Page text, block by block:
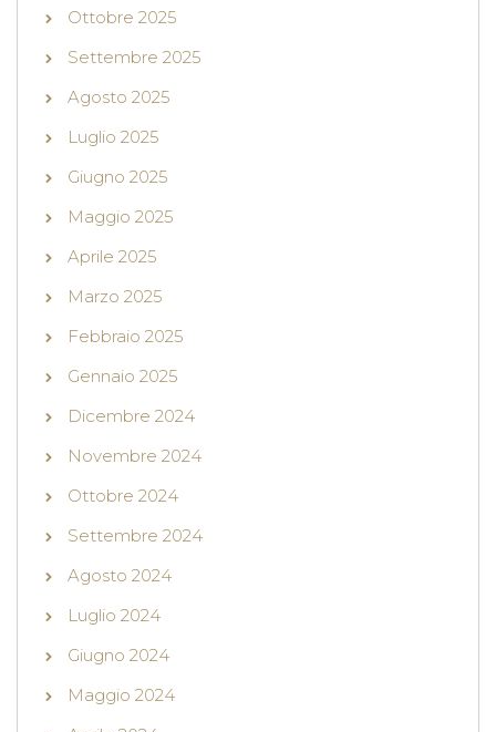
Ottobre 2025
Settembre 2025
Agosto 2025
Luglio 2025
Giugno 2025
Maggio 2025
Aprile 2025
Marzo 2025
Febbraio 2025
Gennaio 2025
Dicembre 2024
Novembre 2024
Ottobre 2024
Settembre 2024
Agosto 2024
Luglio 2024
Giugno 2024
Maggio 2024